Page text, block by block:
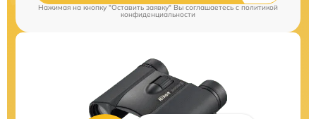
Нажимая на кнопку "Оставить заявку" Вы соглашаетесь cполитикой
конфиденциальности